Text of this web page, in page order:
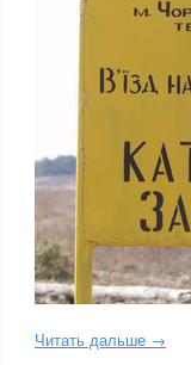
Читать дальше →